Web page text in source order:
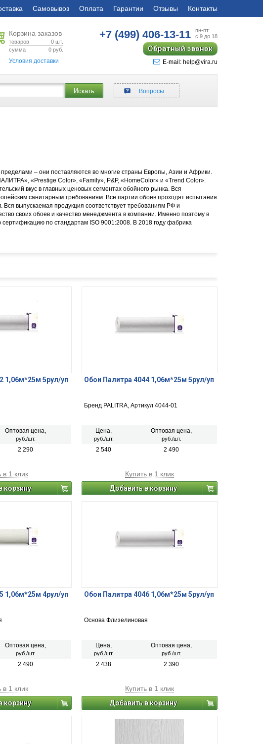
Самовывоз Оплата Гарантии Отзывы Контакты
Корзина заказов
товаров 0 шт.
сумма
0 руб.
Условия доставки
+7 (499)406-13-11
пн-пт
с 9 до 18
Обратный звонок
E-mail: help@vira.ru
Искать Вопросы
– они поставляются во многие страны Европы, Азии и Африки.
«Prestige Color», «Family», P&P, «HomeColor» и «Trend Color».
вкус в главных ценовых сегментах обойного рынка. Вся
санитарным требованиям. Все партии обоев проходят испытания
выпускаемая продукция соответствует требованиям РФ и
своих обоев и качество менеджмента в компании. Именно поэтому в
по стандартам ISO 9001:2008. В 2018 году фабрика
1,06м*25м 5рул/уп
Оптовая цена,
руб./шт.
2 290
в 1 клик
корзину
Обои Палитра 4044 1,06м*25м 5рул/уп
Бренд PALITRA, Артикул 4044-01
Цена,
руб./шт.
Оптовая цена,
руб./шт.
2 540 2 490
Купить в 1 клик
Добавить в корзину
1,06м*25м 4рул/уп
Оптовая цена,
руб./шт.
2 490
в 1 клик
корзину
Обои Палитра 4046 1,06м*25м 5рул/уп
Основа Флизелиновая
Цена,
руб./шт.
Оптовая цена,
руб./шт.
2 438 2 390
Купить в 1 клик
Добавить в корзину